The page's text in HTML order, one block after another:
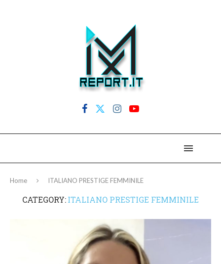
Home ITALIANO PRESTIGE FEMMINILE
CATEGORY:ITALIANO PRESTIGE FEMMINILE